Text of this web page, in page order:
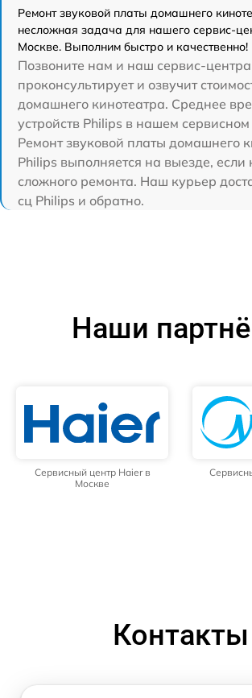
Ремонт звуковой платы домашнего
несложная задача для нашего сервис-
Москве. Выполним быстро и качественно!
Позвоните нам и наш сервис-центра
проконсультирует и озвучит
домашнего кинотеатра. Среднее
устройств Philips в нашем
Ремонт звуковой платы домашнего
Philips выполняется на выезде, если
сложного ремонта. Наш курьер
сц Philips и обратно.
Наши
Сервисный центр Haier в
Москве
Контакты